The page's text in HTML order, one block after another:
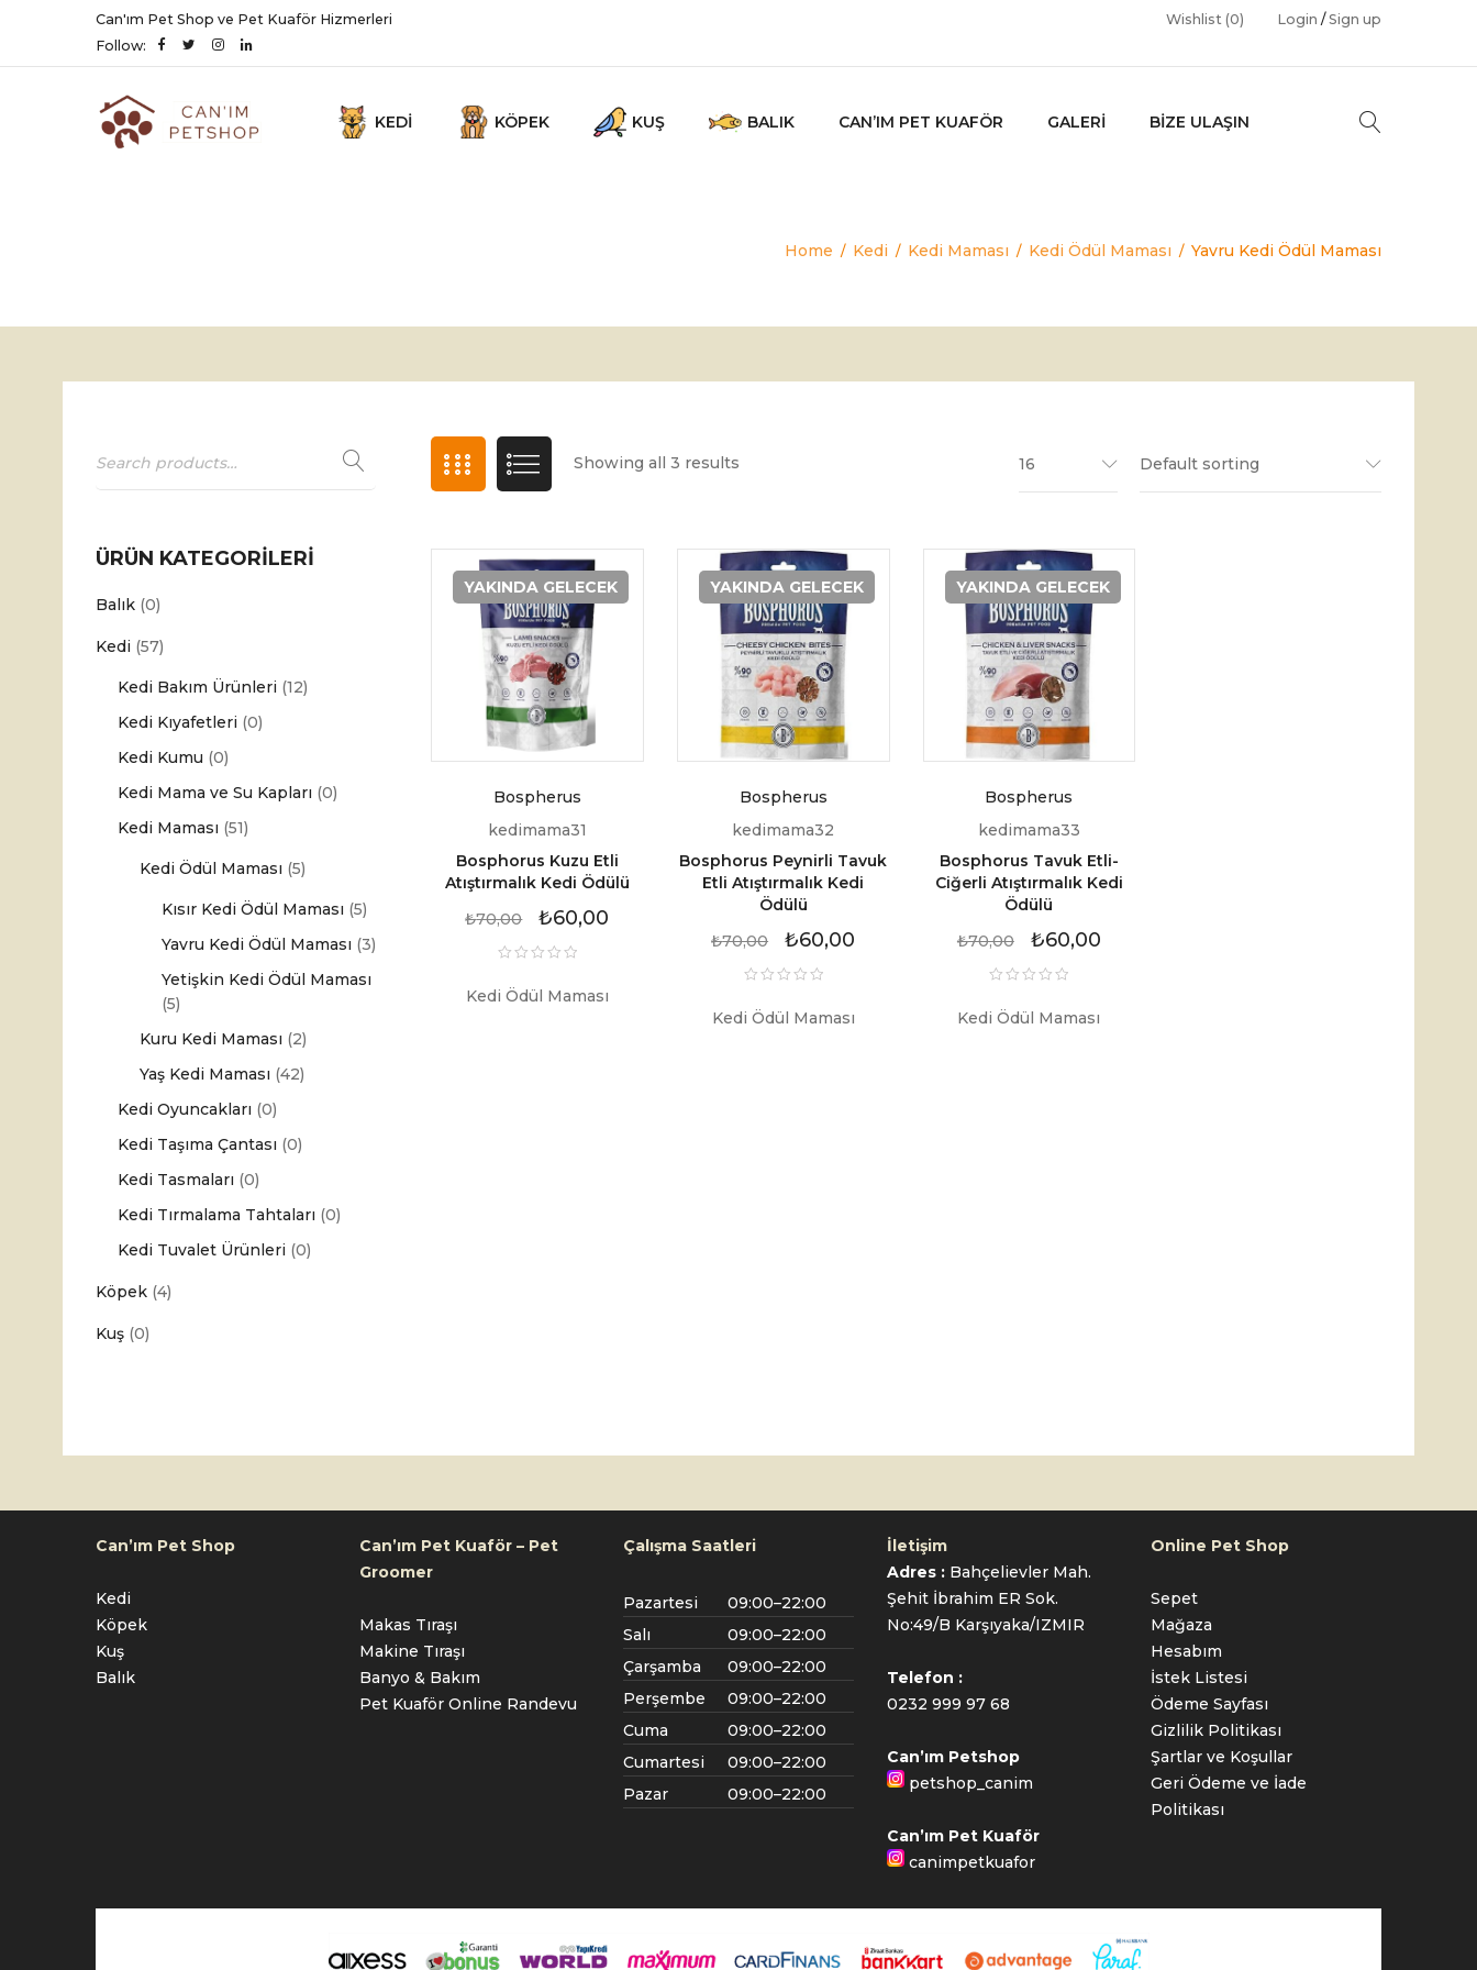
Can'ım Pet Shop ve Pet Kuaför Hizmerleri
Follow:
Login /Sign up
Wishlist (0)
KEDI KÖPEK KUŞ BALIK CAN’IM PET KUAFÖR GALERI BIZE ULAŞIN
Home / Kedi / Kedi Maması / Kedi Ödül Maması / Yavru Kedi Ödül Maması
ÜRÜN KATEGORILERI
Balık (0)
Kedi (57)
Kedi Bakım Ürünleri (12)
Kedi Kıyafetleri (0)
Kedi Kumu (0)
Kedi Mama ve Su Kapları (0)
Kedi Maması (51)
Kedi Ödül Maması (5)
Kısır Kedi Ödül Maması (5)
Yavru Kedi Ödül Maması (3)
Yetişkin Kedi Ödül Maması
(5)
Kuru Kedi Maması (2)
Yaş Kedi Maması (42)
Kedi Oyuncakları (0)
Kedi Taşıma Çantası (0)
Kedi Tasmaları (0)
Kedi Tırmalama Tahtaları (0)
Kedi Tuvalet Ürünleri (0)
Köpek (4)
Kuş (0)
Showing all 3 results Default sorting
16
YAKINDA GELECEK
Bospherus
kedimama31
Bosphorus Kuzu Etli
Atıştırmalık Kedi Ödülü
₺70,00 ₺60,00
Kedi Ödül Maması
YAKINDA GELECEK
Bospherus
kedimama32
Bosphorus Peynirli Tavuk
Etli Atıştırmalık Kedi
Ödülü
₺70,00 ₺60,00
Kedi Ödül Maması
YAKINDA GELECEK
Bospherus
kedimama33
Bosphorus Tavuk Etli-
Ciğerli Atıştırmalık Kedi
Ödülü
₺70,00 ₺60,00
Kedi Ödül Maması
Can’ım Pet Shop
Kedi
Köpek
Kuş
Balık
Can’ım Pet Kuaför – Pet
Groomer
Makas Tıraşı
Makine Tıraşı
Banyo & Bakım
Pet Kuaför Online Randevu
Çalışma Saatleri
Pazartesi
09:00–22:00
Salı
09:00–22:00
Çarşamba
09:00–22:00
Perşembe
09:00–22:00
Cuma
09:00–22:00
Cumartesi
09:00–22:00
Pazar
09:00–22:00
İletişim
Adres : Bahçelievler Mah.
Şehit İbrahim ER Sok.
No:49/B Karşıyaka/IZMIR
Telefon :
0232 999 97 68
Can’ım Petshop
petshop_canim
Can’ım Pet Kuaför
canimpetkuafor
Online Pet Shop
Sepet
Mağaza
Hesabım
İstek Listesi
Ödeme Sayfası
Gizlilik Politikası
Şartlar ve Koşullar
Geri Ödeme ve İade
Politikası